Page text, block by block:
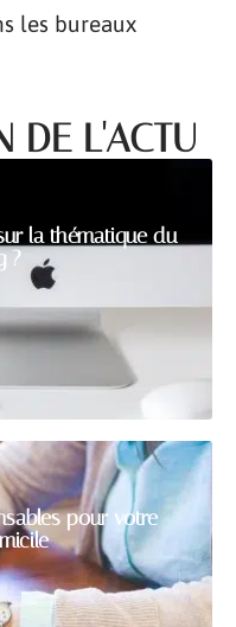
les bureaux
DE L'ACTU
la thématique du
?
pour votre